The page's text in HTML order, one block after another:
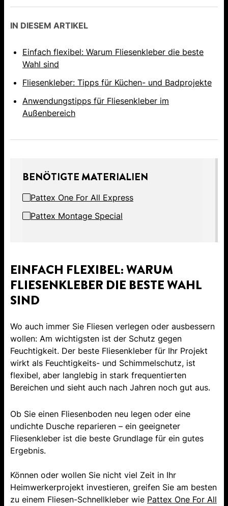
IN DIESEM ARTIKEL
Einfach flexibel: Warum Fliesenkleber die beste
Wahl sind
Fliesenkleber: Tipps für Küchen- und Badprojekte
Anwendungstipps für Fliesenkleber im
Außenbereich
EINFACH FLEXIBEL: WARUM
FLIESENKLEBER DIE BESTE WAHL
SIND
Wo auch immer Sie Fliesen verlegen oder ausbessern
wollen: Am wichtigsten ist der Schutz gegen
Feuchtigkeit. Der beste Fliesenkleber für Ihr Projekt
wirkt als Feuchtigkeits- und Schimmelschutz, ist
flexibel, aber langlebig in stark frequentierten
Bereichen und sieht auch nach Jahren noch gut aus.
BENÖTIGTE MATERIALIEN
Pattex One For All Express
Pattex Montage Special
Ob Sie einen Fliesenboden neu legen oder eine
undichte Dusche reparieren – ein geeigneter
Fliesenkleber ist die beste Grundlage für ein gutes
Ergebnis.
Können oder wollen Sie nicht viel Zeit in Ihr
Heimwerkerprojekt investieren, greifen Sie am besten
zu einem Fliesen-Schnellkleber wie Pattex One For All